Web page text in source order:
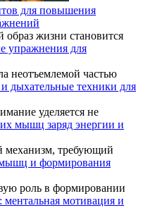
для повышения
жизни становится
упражнения для
неотъемлемой частью
дыхательные техники для
уделяется не
мышц заряд энергии и
механизм, требующий
и формирования
роль в формировании
ментальная мотивация и